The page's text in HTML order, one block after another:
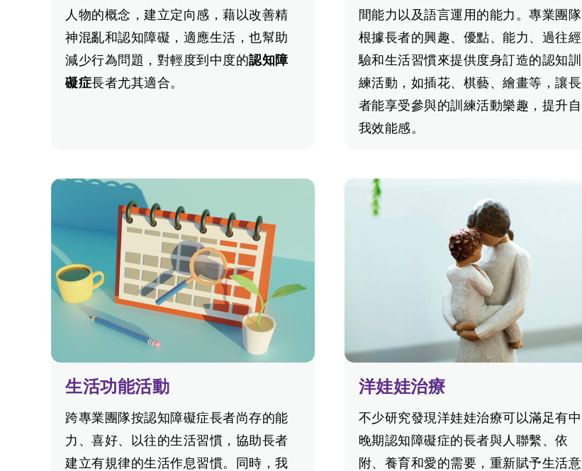
人物的概念，建立定向感，藉以改善精
神混亂和認知障礙，適應生活，也幫助
減少行為問題，對輕度到中度的認知障
礙症長者尤其適合。
間能力以及語言運用的能力。專業團隊
根據長者的興趣、優點、能力、過往經
驗和生活習慣來提供度身訂造的認知訓
練活動，如插花、棋藝、繪畫等，讓長
者能享受參與的訓練活動樂趣，提升自
我效能感。
生活功能活動
跨專業團隊按認知障礙症長者尚存的能
力、喜好、以往的生活習慣，協助長者
建立有規律的生活作息習慣。同時，我
洋娃娃治療
不少研究發現洋娃娃治療可以滿足有中
晚期認知障礙症的長者與人聯繫、依
附、養育和愛的需要，重新賦予生活意